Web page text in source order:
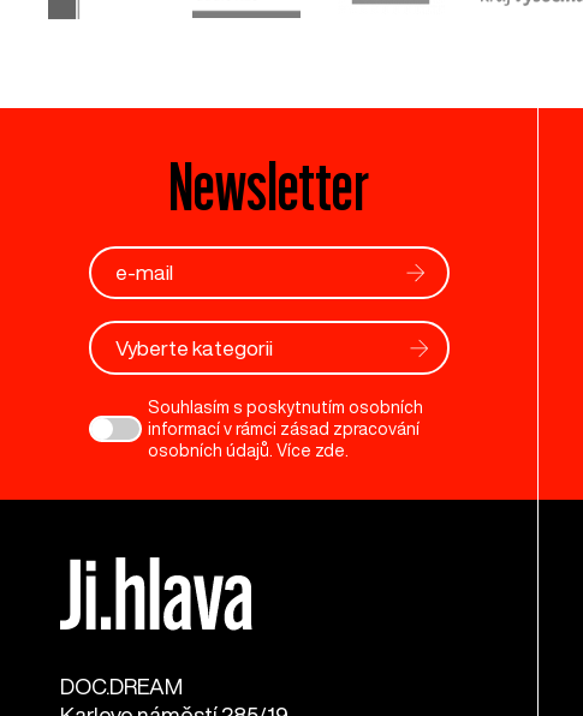
Newsletter
Vyberte kategorii
Souhlasím s poskytnutím osobních
informací v rámci zásad zpracování
osobních údajů. Více zde.
DOC.DREAM​